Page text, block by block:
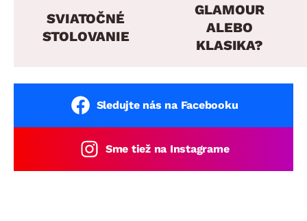
SVIATOČNÉ
STOLOVANIE
GLAMOUR
ALEBO
KLASIKA?
Sledujte nás na Facebooku
Sme tiež na Instagrame